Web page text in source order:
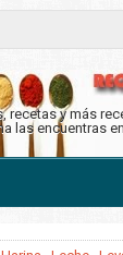
recetas y más
las encuentras